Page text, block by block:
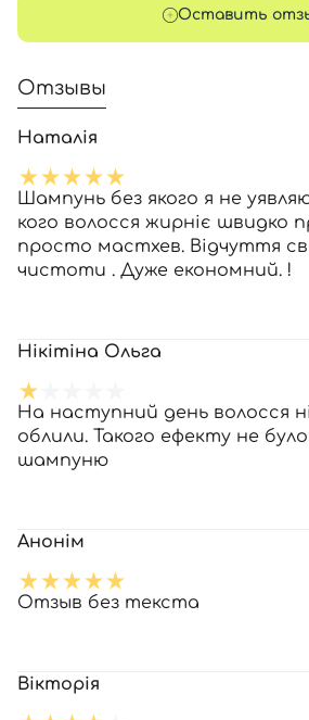
Оставить
Отзывы
Наталія
Шампунь без якого я не
кого волосся жирніє швидко
просто мастхев. Відчуття
чистоти . Дуже економний. !
Нікітіна Ольга
На наступний день волосся
облили. Такого ефекту не
шампуню
Анонім
Отзыв без текста
Вікторія